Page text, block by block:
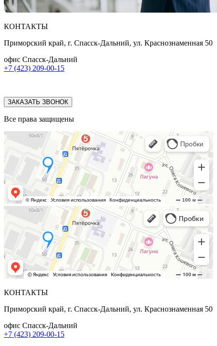
КОНТАКТЫ
Приморский край, г. Спасск-Дальний, ул. Краснознаменная 50
офис Спасск-Дальний
+7 (423) 209-00-15
ЗАКАЗАТЬ ЗВОНОК
Все права защищены
КОНТАКТЫ
Приморский край, г. Спасск-Дальний, ул. Краснознаменная 50
офис Спасск-Дальний
+7 (423) 209-00-15